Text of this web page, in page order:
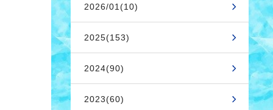
2026/01(10)
2025(153)
2024(90)
2023(60)